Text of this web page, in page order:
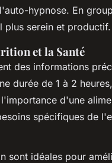
hypnose. En
plus serein et productif.
et la Santé
des informations
durée de 1 à 2
d'une
spécifiques de
sont idéales pour